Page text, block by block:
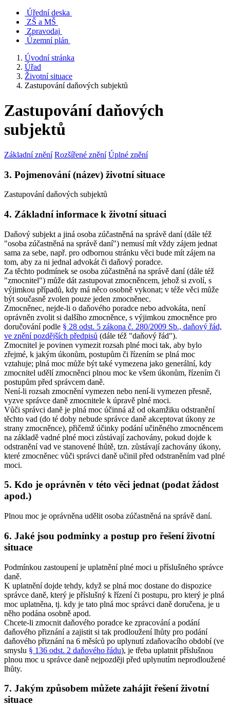
Úřední deska
ZŠ a MŠ
Zpravodaj
Územní plán
Úvodní stránka
Úřad
Životní situace
Zastupování daňových subjektů
Zastupování daňových
subjektů
Základní znění Rozšířené znění Úplné znění
3. Pojmenování (název) životní situace
Zastupování daňových subjektů
4. Základní informace k životní situaci
Daňový subjekt a jiná osoba zúčastněná na správě daní (dále též
"osoba zúčastněná na správě daní") nemusí mít vždy zájem jednat
sama za sebe, např. pro odbornou stránku věci bude mít zájem na
tom, aby za ni jednal advokát či daňový poradce.
Za těchto podmínek se osoba zúčastněná na správě daní (dále též
"zmocnitel") může dát zastupovat zmocněncem, jehož si zvolí, s
výjimkou případů, kdy má něco osobně vykonat; v téže věci může
být současně zvolen pouze jeden zmocněnec.
Zmocněnec, nejde-li o daňového poradce nebo advokáta, není
oprávněn zvolit si dalšího zmocněnce, s výjimkou zmocněnce pro
doručování podle § 28 odst. 5 zákona č. 280/2009 Sb., daňový řád,
ve znění pozdějších předpisů (dále též "daňový řád").
Zmocnitel je povinen vymezit rozsah plné moci tak, aby bylo
zřejmé, k jakým úkonům, postupům či řízením se plná moc
vztahuje; plná moc může být také vymezena jako generální, kdy
zmocnitel udělí zmocněnci plnou moc ke všem úkonům, řízením či
postupům před správcem daně.
Není-li rozsah zmocnění vymezen nebo není-li vymezen přesně,
vyzve správce daně zmocnitele k úpravě plné moci.
Vůči správci daně je plná moc účinná až od okamžiku odstranění
těchto vad (do té doby nebude správce daně akceptovat úkony ze
strany zmocněnce), přičemž účinky podání učiněného zmocněncem
na základě vadné plné moci zůstávají zachovány, pokud dojde k
odstranění vad ve stanovené lhůtě, tzn. zůstávají zachovány úkony,
které zmocněnec vůči správci daně učinil před odstraněním vad plné
moci.
5. Kdo je oprávněn v této věci jednat (podat žádost
apod.)
Plnou moc je oprávněna udělit osoba zúčastněná na správě daní.
6. Jaké jsou podmínky a postup pro řešení životní
situace
Podmínkou zastoupení je uplatnění plné moci u příslušného správce
daně.
K uplatnění dojde tehdy, když se plná moc dostane do dispozice
správce daně, který je příslušný k řízení či postupu, pro který je plná
moc uplatněna, tj. kdy je tato plná moc správci daně doručena, je u
něho podána osobně apod.
Chcete-li zmocnit daňového poradce ke zpracování a podání
daňového přiznání a zajistit si tak prodloužení lhůty pro podání
daňového přiznání na 6 měsíců po uplynutí zdaňovacího období (ve
smyslu § 136 odst. 2 daňového řádu), je třeba uplatnit příslušnou
plnou moc u správce daně nejpozději před uplynutím neprodloužené
lhůty.
7. Jakým způsobem můžete zahájit řešení životní
situace